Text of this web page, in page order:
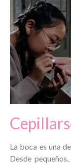
La boca es una
Desde